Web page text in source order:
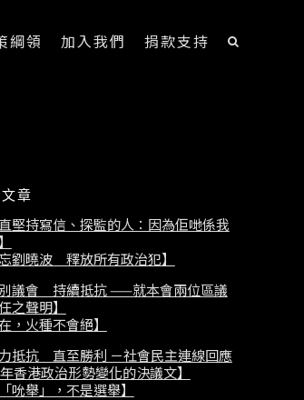
綱領 加入我們 捐款支持
章
直堅持寫信、探監的人：因為佢哋係我
忘劉曉波 釋放所有政治犯】
別議會 持續抵抗 ——就本會兩位區議
之聲明】
在，火種不會絕】
力抵抗 直至勝利 －社會民主連線回應
香港政治形勢變化的決議文】
「吮舉」，不是選舉】